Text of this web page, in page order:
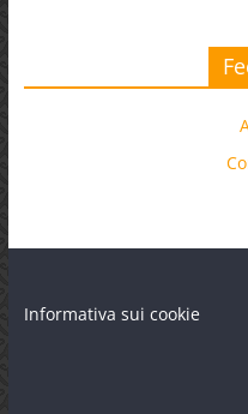
Informativa sui cookie